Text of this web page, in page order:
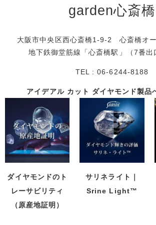
garden心斎橋
大阪市中央区西心斎橋1-9-2 心斎橋オ
地下鉄御堂筋線「心斎橋駅」（7番出
TEL : 06-6244-8188
アイデアル カット ダイヤモンド製品
ダイヤモンドのト
レーサビリティ
（原産地証明）
サリネライト｜
Srine Light™